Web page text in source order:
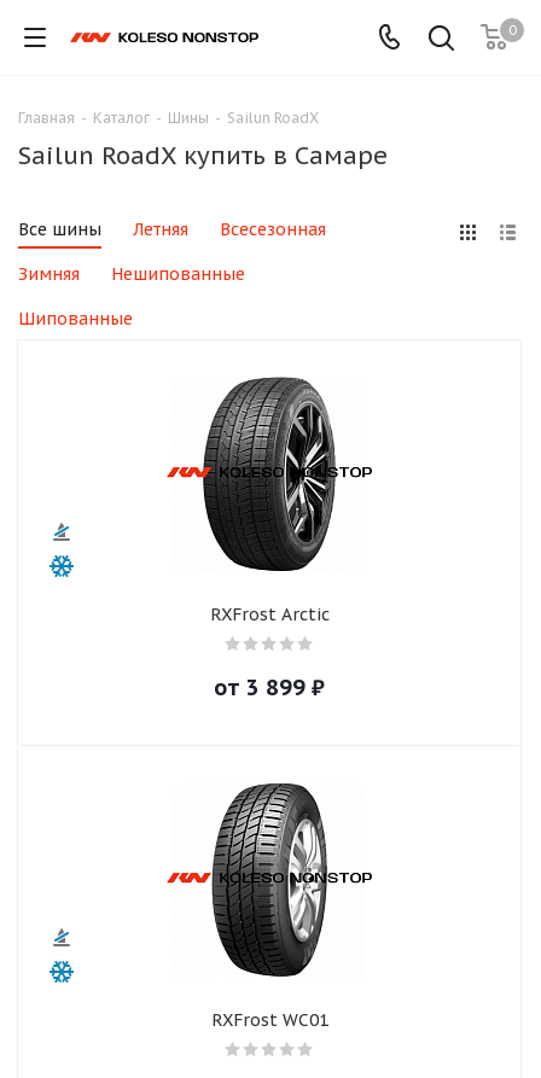
0
Главная - Каталог - Шины - Sailun RoadX
Sailun RoadX купить в Самаре
Все шины Летняя Всесезонная
Зимняя Нешипованные
Шипованные
RXFrost Arctic
от 3 899 ₽
RXFrost WC01